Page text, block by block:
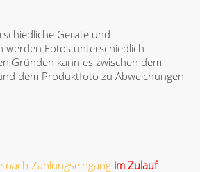
Geräte und
werden Fotos unterschiedlich
Gründen kann es zwischen dem
dem Produktfoto zu Abweichungen
nach Zahlungseingang im Zulauf